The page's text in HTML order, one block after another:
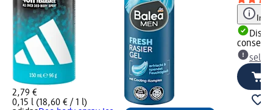
2,79 €
0,15 l (18,60 € / 1 l)